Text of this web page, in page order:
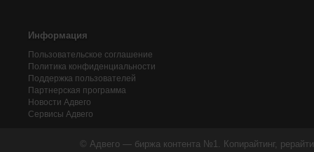
Информация
Пользовательское соглашение
Политика конфиденциальности
Поддержка пользователей
Партнерская программа
Новости Адвего
Сервисы Адвего
© Адвего — биржа контента №1. Копирайтинг,